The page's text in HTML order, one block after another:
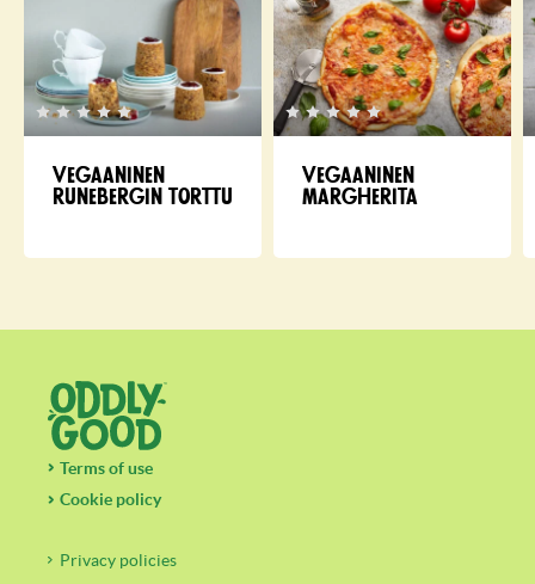
Vegaaninen
runebergin torttu
Vegaaninen
margherita
Terms of use
Cookie policy
Privacy policies